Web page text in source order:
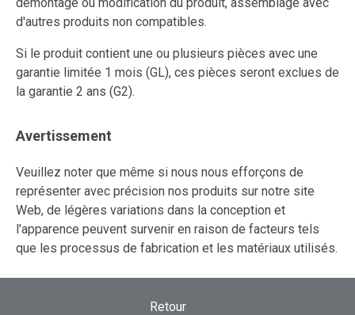
d'autres produits non compatibles.
Si le produit contient une ou plusieurs pièces avec une
garantie limitée 1 mois (GL), ces pièces seront exclues de
la garantie 2 ans (G2).
Avertissement
Veuillez noter que même si nous nous efforçons de
représenter avec précision nos produits sur notre site
Web, de légères variations dans la conception et
l'apparence peuvent survenir en raison de facteurs tels
que les processus de fabrication et les matériaux utilisés.
Retour